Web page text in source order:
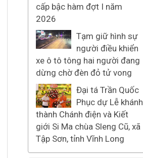
cấp bậc hàm đợt I năm
2026
Tạm giữ hình sự
người điều khiển
xe ô tô tông hai người đang
dừng chờ đèn đỏ tử vong
Đại tá Trần Quốc
Phục dự Lễ khánh
thành Chánh điện và Kiết
giới Si Ma chùa Sleng Cũ, xã
Tập Sơn, tỉnh Vĩnh Long